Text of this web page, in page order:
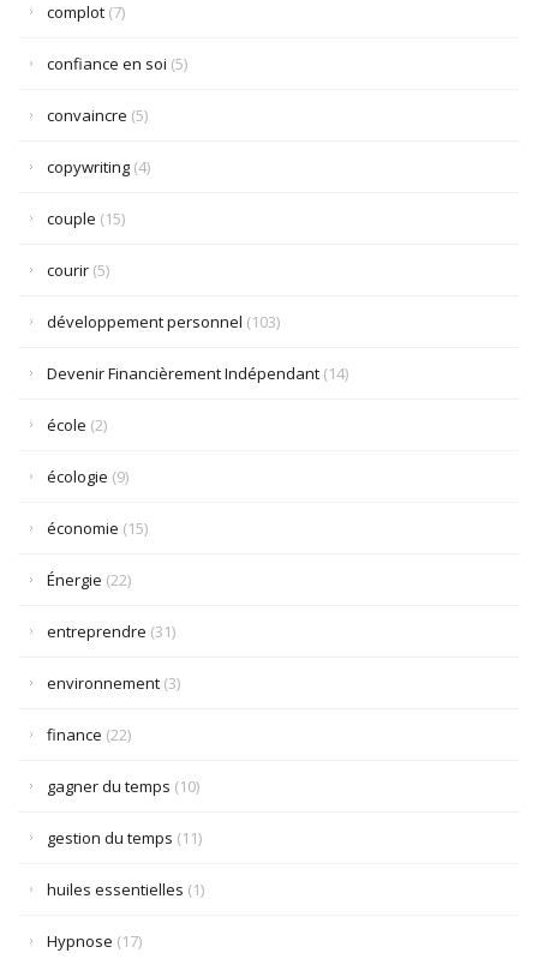
complot (7)
confiance en soi (5)
convaincre (5)
copywriting (4)
couple (15)
courir (5)
développement personnel (103)
Devenir Financièrement Indépendant (14)
école (2)
écologie (9)
économie (15)
Énergie (22)
entreprendre (31)
environnement (3)
finance (22)
gagner du temps (10)
gestion du temps (11)
huiles essentielles (1)
Hypnose (17)